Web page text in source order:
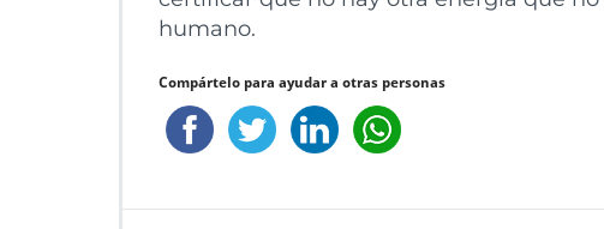
humano.
Compártelo para ayudar a otras personas